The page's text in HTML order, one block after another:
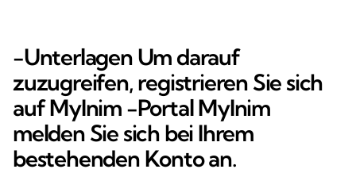
-Unterlagen Um darauf
zuzugreifen, registrieren Sie sich
auf MyInim -Portal MyInim
melden Sie sich bei Ihrem
bestehenden Konto an.